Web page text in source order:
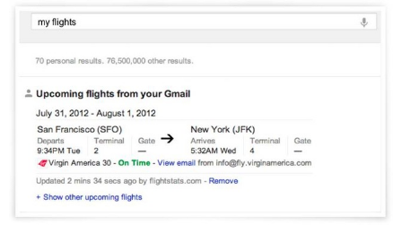
ショッピング